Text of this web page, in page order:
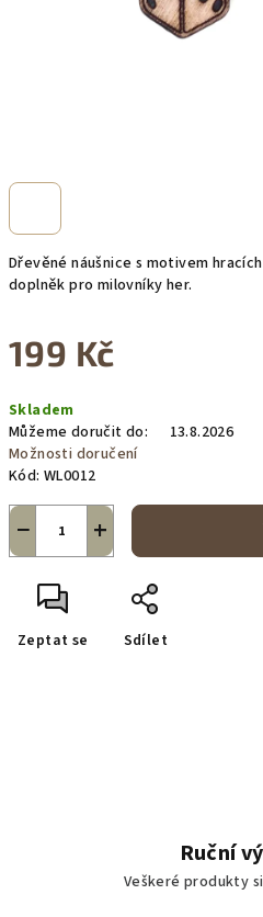
Dřevěné náušnice s motivem
doplněk pro milovníky her.
199 Kč
cena:
Skladem
Můžeme doručit do:
13.8.2026
Možnosti doručení
Kód: WL0012
+
−
Zeptat se Sdílet
Ruční
Veškeré produkty